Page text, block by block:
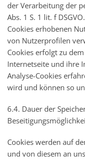
der Verarbeitung der
Abs. 1 S. 1 lit. f
Cookies erhobenen
von Nutzerprofilen
Cookies erfolgt zu
Internetseite und ihre
Analyse-Cookies
wird und können so
6.4. Dauer der
Cookies werden auf
und von diesem an